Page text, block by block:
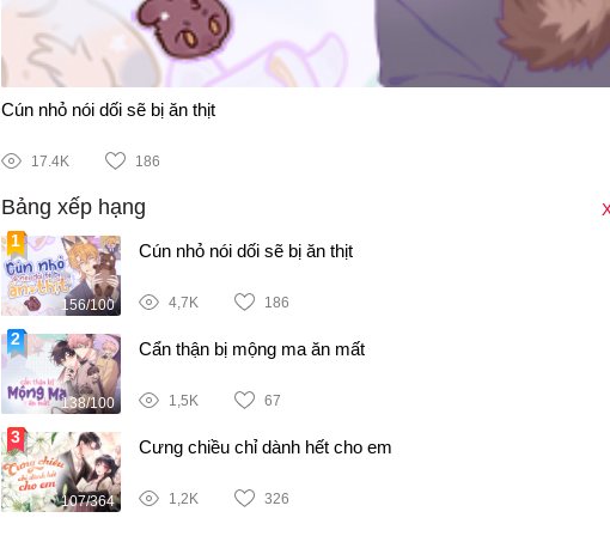
Cún nhỏ nói dối sẽ bị ăn thịt
17.4K 186
Bảng xếp hạng
156/100
Cún nhỏ nói dối sẽ bị ăn thịt
4,7K 186
138/100
Cẩn thận bị mộng ma ăn mất
1,5K 67
107/364
Cưng chiều chỉ dành hết cho em
1,2K 326